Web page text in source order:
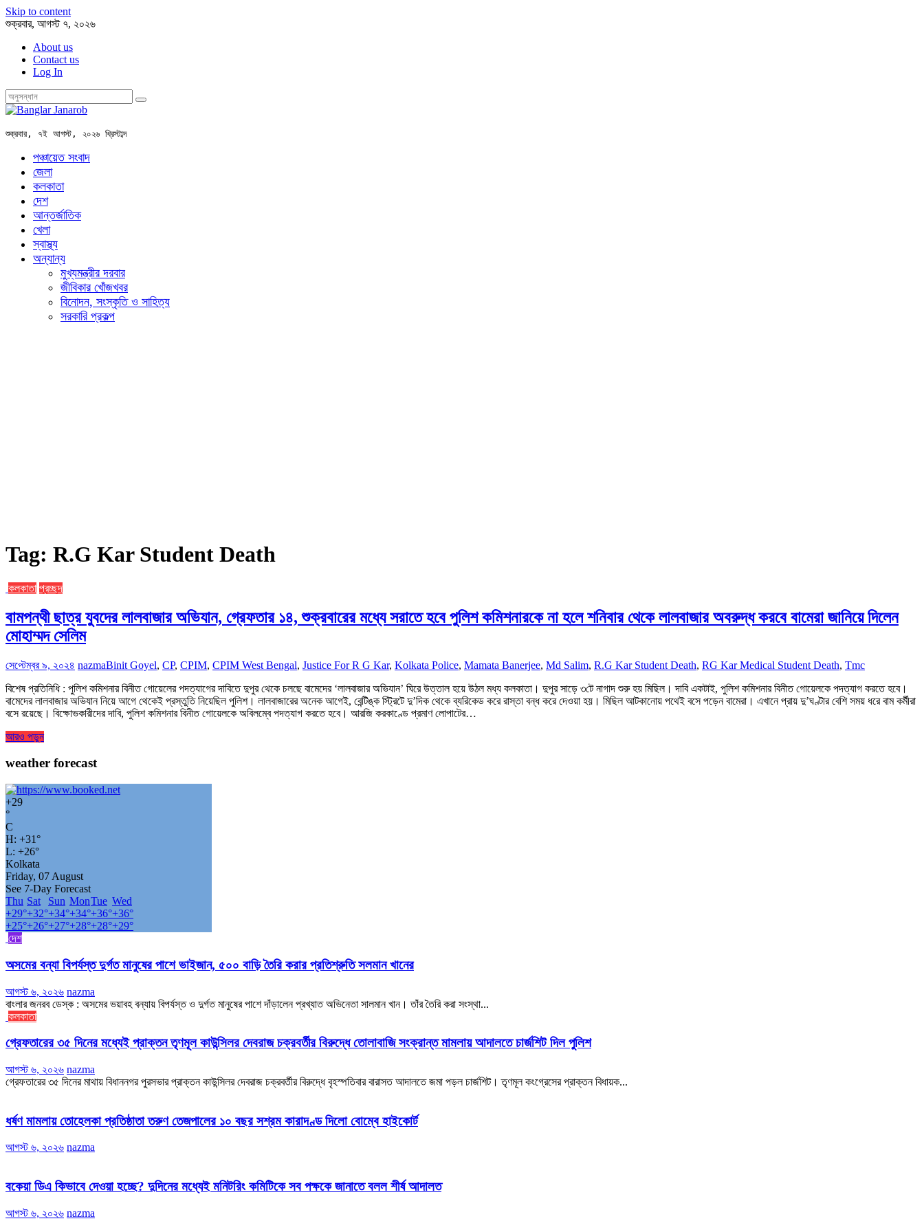
Skip to content
শুক্রবার, আগস্ট ৭, ২০২৬
About us
Contact us
Log In
শুক্রবার, ৭ই আগস্ট, ২০২৬ খ্রিস্টাব্দ
পঞ্চায়েত সংবাদ
জেলা
কলকাতা
দেশ
আন্তর্জাতিক
খেলা
স্বাস্থ্য
অন্যান্য
মুখ্যমন্ত্রীর দরবার
জীবিকার খোঁজখবর
বিনোদন, সংস্কৃতি ও সাহিত্য
সরকারি প্রকল্প
Tag: R.G Kar Student Death
কলকাতা প্রচ্ছদ
বামপন্থী ছাত্র যুবদের লালবাজার অভিযান, গ্রেফতার ১৪, শুক্রবারের মধ্যে সরাতে হবে পুলিশ কমিশনারকে না হলে শনিবার থেকে লালবাজার অবরুদ্ধ করবে বামেরা জানিয়ে দিলেন
মোহাম্মদ সেলিম
সেপ্টেম্বর ৯, ২০২৪ nazmaBinit Goyel, CP, CPIM, CPIM West Bengal, Justice For R G Kar, Kolkata Police, Mamata Banerjee, Md Salim, R.G Kar Student Death, RG Kar Medical Student Death, Tmc
বিশেষ প্রতিনিধি : পুলিশ কমিশনার বিনীত গোয়েলের পদত্যাগের দাবিতে দুপুর থেকে চলছে বামেদের ‘লালবাজার অভিযান’ ঘিরে উত্তাল হয়ে উঠল মধ্য কলকাতা। দুপুর সাড়ে ৩টে নাগাদ শুরু হয় মিছিল। দাবি একটাই, পুলিশ কমিশনার বিনীত গোয়েলকে পদত্যাগ করতে হবে।
বামেদের লালবাজার অভিযান নিয়ে আগে থেকেই প্রস্তুতি নিয়েছিল পুলিশ। লালবাজারের অনেক আগেই, বেন্টিঙ্ক স্ট্রিটে দু’দিক থেকে ব্যরিকেড করে রাস্তা বন্ধ করে দেওয়া হয়। মিছিল আটকানোয় পথেই বসে পড়েন বামেরা। এখানে প্রায় দু’ঘণ্টার বেশি সময় ধরে বাম কর্মীরা
বসে রয়েছে। বিক্ষোভকারীদের দাবি, পুলিশ কমিশনার বিনীত গোয়েলকে অবিলম্বে পদত্যাগ করতে হবে। আরজি করকাণ্ডে প্রমাণ লোপাটের…
আরও পড়ুন
weather forecast
+29
°
C
H: +31°
L: +26°
Kolkata
Friday, 07 August
See 7-Day Forecast
Thu Sat Sun MonTue Wed
+29°+32°+34°+34°+36°+36°
+25°+26°+27°+28°+28°+29°
দেশ
অসমের বন্যা বিপর্যস্ত দুর্গত মানুষের পাশে ভাইজান, ৫০০ বাড়ি তৈরি করার প্রতিশ্রুতি সলমান খানের
আগস্ট ৬, ২০২৬ nazma
বাংলার জনরব ডেস্ক : অসমের ভয়াবহ বন্যায় বিপর্যস্ত ও দুর্গত মানুষের পাশে দাঁড়ালেন প্রখ্যাত অভিনেতা সালমান খান। তাঁর তৈরি করা সংস্থা...
কলকাতা
গ্রেফতারের ৩৫ দিনের মধ্যেই প্রাক্তন তৃণমূল কাউন্সিলর দেবরাজ চক্রবর্তীর বিরুদ্ধে তোলাবাজি সংক্রান্ত মামলায় আদালতে চার্জশিট দিল পুলিশ
আগস্ট ৬, ২০২৬ nazma
গ্রেফতারের ৩৫ দিনের মাথায় বিধাননগর পুরসভার প্রাক্তন কাউন্সিলর দেবরাজ চক্রবর্তীর বিরুদ্ধে বৃহস্পতিবার বারাসত আদালতে জমা পড়ল চার্জশিট। তৃণমূল কংগ্রেসের প্রাক্তন বিধায়ক...
ধর্ষণ মামলায় তোহেলকা প্রতিষ্ঠাতা তরুণ তেজপালের ১০ বছর সশ্রম কারাদণ্ড দিলো বোম্বে হাইকোর্ট
আগস্ট ৬, ২০২৬ nazma
বকেয়া ডিএ কিভাবে দেওয়া হচ্ছে? দুদিনের মধ্যেই মনিটরিং কমিটিকে সব পক্ষকে জানাতে বলল শীর্ষ আদালত
আগস্ট ৬, ২০২৬ nazma